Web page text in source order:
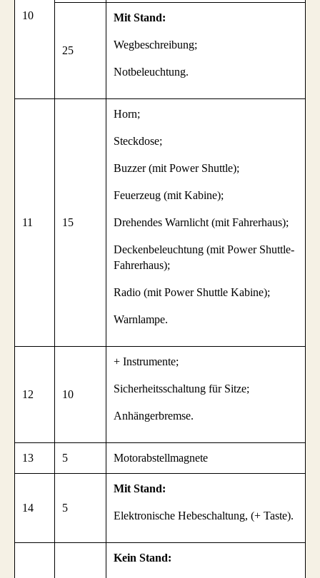
10
25
Mit Stand:
Wegbeschreibung;
Notbeleuchtung.
11 15
Horn;
Steckdose;
Buzzer (mit Power Shuttle);
Feuerzeug (mit Kabine);
Drehendes Warnlicht (mit Fahrerhaus);
Deckenbeleuchtung (mit Power Shuttle-
Fahrerhaus);
Radio (mit Power Shuttle Kabine);
Warnlampe.
12 10
+ Instrumente;
Sicherheitsschaltung für Sitze;
Anhängerbremse.
13 5 Motorabstellmagnete
14 5
Mit Stand:
Elektronische Hebeschaltung, (+ Taste).
Kein Stand: